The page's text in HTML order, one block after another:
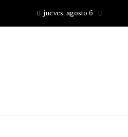
jueves, agosto 6